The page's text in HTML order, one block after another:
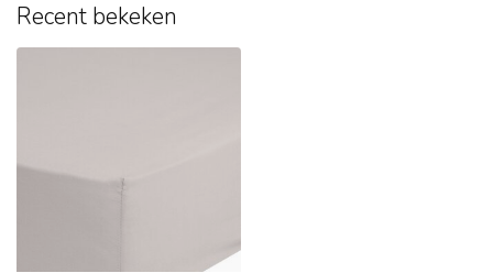
Recent bekeken